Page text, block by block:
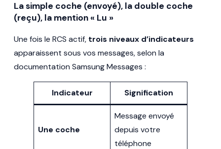
La simple coche (envoyé), la double coche
(reçu), la mention « Lu »
Une fois le RCS actif, trois niveaux d’indicateurs
apparaissent sous vos messages, selon la
documentation Samsung Messages :
Indicateur Signification
Une coche
Message envoyé
depuis votre
téléphone